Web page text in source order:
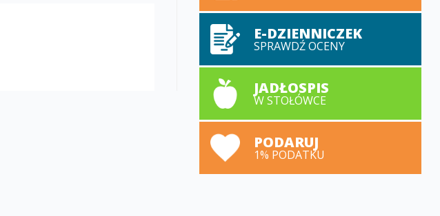
E-DZIENNICZEK
SPRAWDŹ OCENY
JADŁOSPIS
W STOŁÓWCE
PODARUJ
1% PODATKU